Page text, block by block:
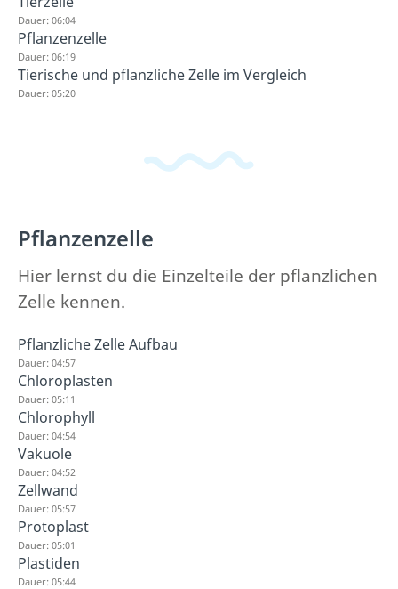
Dauer: 06:04
Pflanzenzelle
Dauer: 06:19
Tierische und pflanzliche Zelle im Vergleich
Dauer: 05:20
Pflanzenzelle
Hier lernst du die Einzelteile der pflanzlichen
Zelle kennen.
Pflanzliche Zelle Aufbau
Dauer: 04:57
Chloroplasten
Dauer: 05:11
Chlorophyll
Dauer: 04:54
Vakuole
Dauer: 04:52
Zellwand
Dauer: 05:57
Protoplast
Dauer: 05:01
Plastiden
Dauer: 05:44